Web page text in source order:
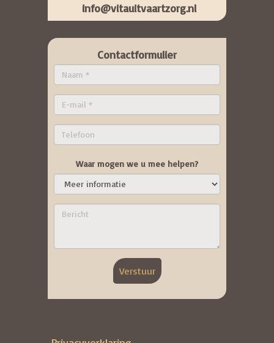
info@vitauitvaartzorg.nl
Contactformulier
Waar mogen we u mee helpen?
Verstuur